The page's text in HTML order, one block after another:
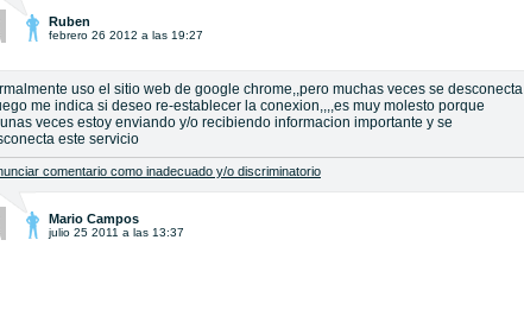
Ruben
febrero 26 2012 a las 19:27
uso el sitio web de google chrome,,pero muchas veces se desconecta
me indica si deseo re-establecer la conexion,,,,es muy molesto porque
veces estoy enviando y/o recibiendo informacion importante y se
este servicio
comentario como inadecuado y/o discriminatorio
Mario Campos
julio 25 2011 a las 13:37